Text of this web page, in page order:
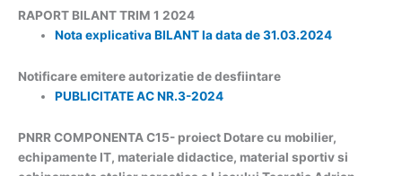
RAPORT BILANT TRIM 1 2024
Nota explicativa BILANT la data de 31.03.2024
Notificare emitere autorizatie de desfiintare
PUBLICITATE AC NR.3-2024
PNRR COMPONENTA C15- proiect Dotare cu mobilier,
echipamente IT, materiale didactice, material sportiv si